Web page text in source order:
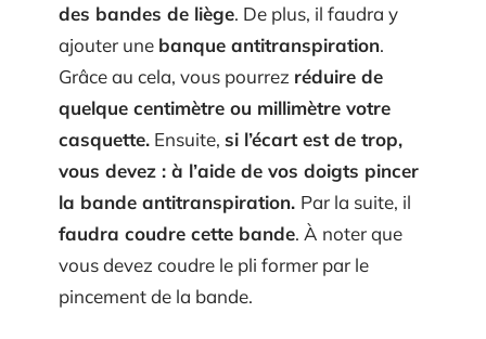
des bandes de liège. De plus, il faudra y
ajouter une banque antitranspiration.
Grâce au cela, vous pourrez réduire de
quelque centimètre ou millimètre votre
casquette. Ensuite, si l’écart est de trop,
vous devez : à l’aide de vos doigts pincer
la bande antitranspiration. Par la suite, il
faudra coudre cette bande. À noter que
vous devez coudre le pli former par le
pincement de la bande.